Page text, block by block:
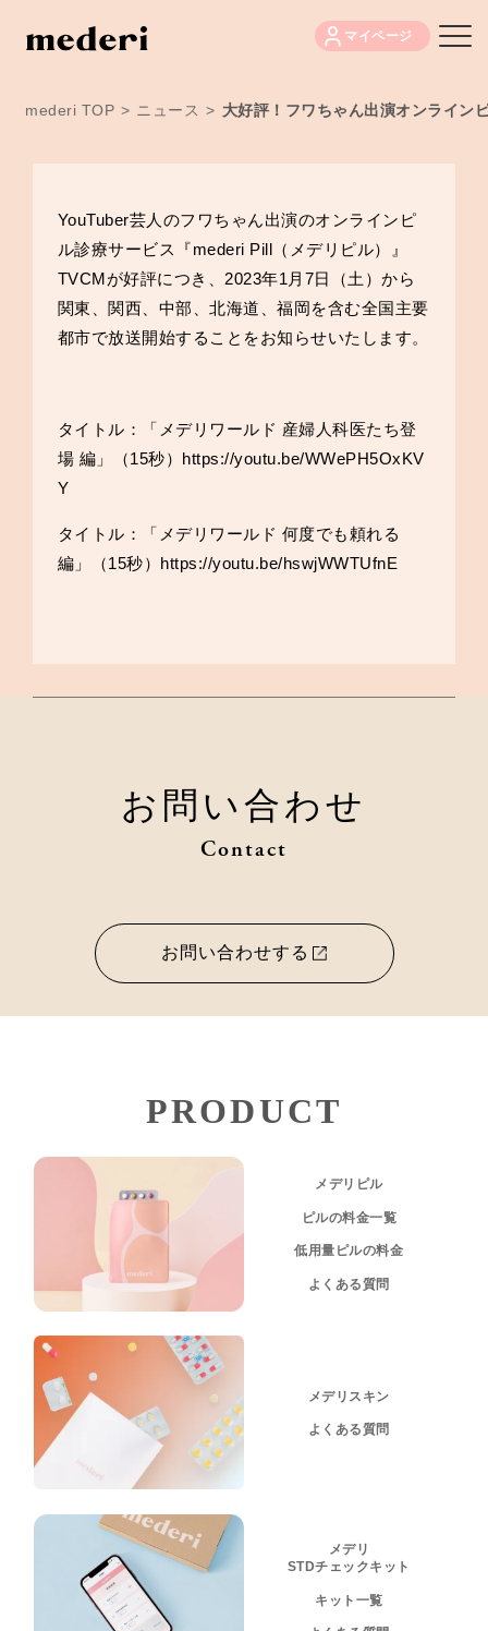
マイページ
mederi TOP > ニュース > 大好評！フワちゃん出演オンライン
YouTuber芸人のフワちゃん出演のオンラインピ
ル診療サービス『mederi Pill（メデリピル）』
TVCMが好評につき、2023年1月7日（土）から
関東、関西、中部、北海道、福岡を含む全国主要
都市で放送開始することをお知らせいたします。
タイトル：「メデリワールド 産婦人科医たち登
場 編」（15秒） https://youtu.be/WWePH5OxKV
Y
タイトル：「メデリワールド 何度でも頼れる
編」（15秒） https://youtu.be/hswjWWTUfnE
お問い合わせ
Contact
お問い合わせする
PRODUCT
メデリピル
ピルの料金一覧
低用量ピルの料金
よくある質問
メデリスキン
よくある質問
メデリ
STDチェックキット
キット一覧